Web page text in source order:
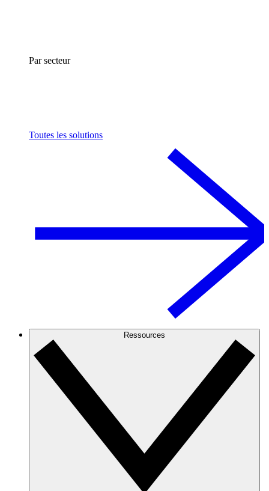
Par secteur
Toutes les solutions
Ressources